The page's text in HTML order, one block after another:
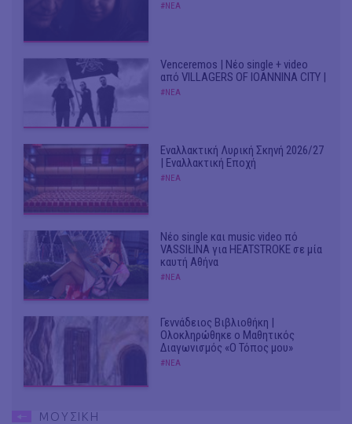
#ΝΕΑ
Venceremos | Νέο single + video
από VILLAGERS OF IOANNINA CITY |
#ΝΕΑ
Εναλλακτική Λυρική Σκηνή 2026/27
| Εναλλακτική Εποχή
#ΝΕΑ
Νέο single και music video πό
VASSIŁINA για HEATSTROKE σε μία
καυτή Αθήνα
#ΝΕΑ
Γεννάδειος Βιβλιοθήκη |
Ολοκληρώθηκε ο Μαθητικός
Διαγωνισμός «Ο Τόπος μου»
#ΝΕΑ
ΜΟΥΣΙΚΗ